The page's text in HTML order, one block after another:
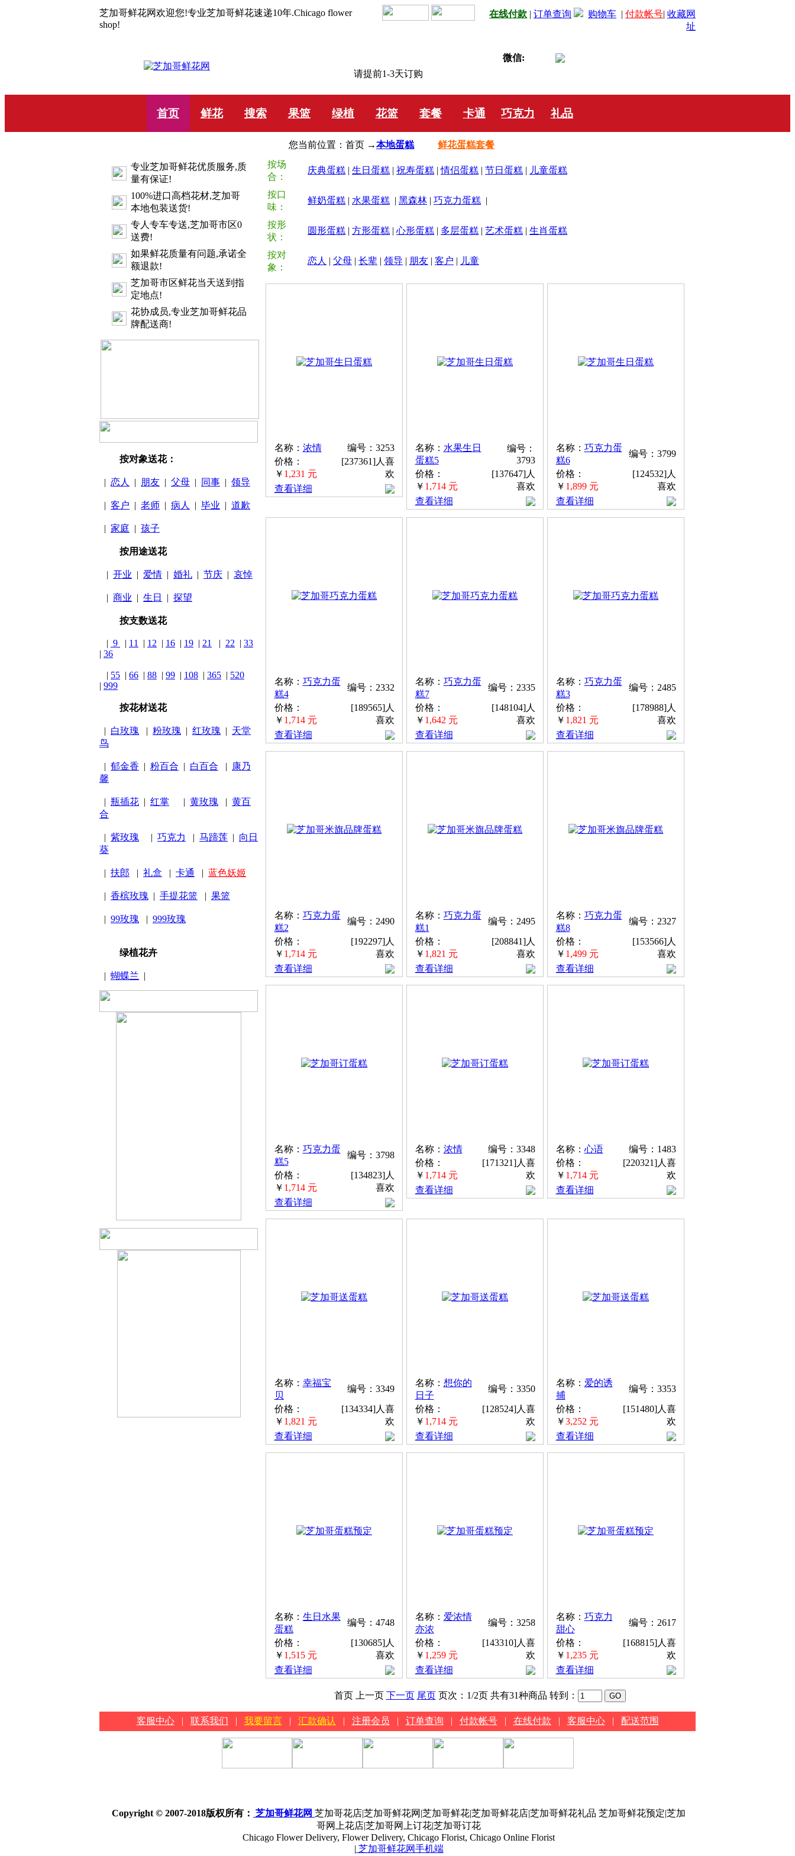
芝加哥鲜花网欢迎您!专业芝加哥鲜花速递10年.Chicago flower
shop!
在线付款 | 订单查询 购物车 | 付款帐号| 收藏网
址
请提前1-3天订购
微信:
首页 鲜花 搜索 果篮 绿植 花篮 套餐 卡通 巧克力 礼品
专业芝加哥鲜花优质服务,质
量有保证!
100%进口高档花材,芝加哥
本地包装送货!
专人专车专送,芝加哥市区0
送费!
如果鲜花质量有问题,承诺全
额退款!
芝加哥市区鲜花当天送到指
定地点!
花协成员,专业芝加哥鲜花品
牌配送商!
按对象送花：
| 恋人 | 朋友 | 父母 | 同事 | 领导
| 客户 | 老师 | 病人 | 毕业 | 道歉
| 家庭 | 孩子
按用途送花
| 开业 | 爱情 | 婚礼 | 节庆 | 哀悼
| 商业 | 生日 | 探望
按支数送花
| 9 | 11 | 12 | 16 | 19 | 21 | 22 | 33
| 36
| 55 | 66 | 88 | 99 | 108 | 365 | 520
| 999
按花材送花
| 白玫瑰 | 粉玫瑰 | 红玫瑰 | 天堂
鸟
| 郁金香 | 粉百合 | 白百合 |
康乃
馨
| 瓶插花 | 红掌 | 黄玫瑰 | 黄百
合
| 紫玫瑰 | 巧克力 | 马蹄莲 | 向日
葵
| 扶郎 | 礼盒 | 卡通 | 蓝色妖姬
| 香槟玫瑰 | 手提花篮 | 果篮
| 99玫瑰 | 999玫瑰
绿植花卉
| 蝴蝶兰 |
您当前位置：首页 →本地蛋糕
鲜花蛋糕套餐
按场
合：
庆典蛋糕 | 生日蛋糕 | 祝寿蛋糕 |情侣蛋糕 | 节日蛋糕 | 儿童蛋糕
按口
味：
鲜奶蛋糕 | 水果蛋糕 | 黑森林 | 巧克力蛋糕 |
按形
状：
圆形蛋糕 | 方形蛋糕 | 心形蛋糕 | 多层蛋糕 | 艺术蛋糕 | 生肖蛋糕
按对
象：
恋人 | 父母 | 长辈 | 领导 | 朋友 | 客户 | 儿童
名称： 浓情
编号：3253
价格：
￥ 1,231 元
[237361]人喜
欢
查看详细
名称： 水果生日
蛋糕5
编号：
3793
价格：
￥ 1,714 元
[137647]人
喜欢
查看详细
名称： 巧克力蛋
糕6
编号：3799
价格：
￥ 1,899 元
[124532]人
喜欢
查看详细
名称： 巧克力蛋
糕4
编号：2332
价格：
￥ 1,714 元
[189565]人
喜欢
查看详细
名称： 巧克力蛋
糕7
编号：2335
价格：
￥ 1,642 元
[148104]人
喜欢
查看详细
名称： 巧克力蛋
糕3
编号：2485
价格：
￥ 1,821 元
[178988]人
喜欢
查看详细
名称： 巧克力蛋
糕2
编号：2490
价格：
￥ 1,714 元
[192297]人
喜欢
查看详细
名称： 巧克力蛋
糕1
编号：2495
价格：
￥ 1,821 元
[208841]人
喜欢
查看详细
名称： 巧克力蛋
糕8
编号：2327
价格：
￥ 1,499 元
[153566]人
喜欢
查看详细
名称： 巧克力蛋
糕5
编号：3798
价格：
￥ 1,714 元
[134823]人
喜欢
查看详细
名称： 浓情
编号：3348
价格：
￥ 1,714 元
[171321]人喜
欢
查看详细
名称： 心语
编号：1483
价格：
￥ 1,714 元
[220321]人喜
欢
查看详细
名称： 幸福宝
贝
编号：3349
价格：
￥ 1,821 元
[134334]人喜
欢
查看详细
名称： 想你的
日子
编号：3350
价格：
￥ 1,714 元
[128524]人喜
欢
查看详细
名称： 爱的诱
捕
编号：3353
价格：
￥3,252 元
[151480]人喜
欢
查看详细
名称： 生日水果
蛋糕
编号：4748
价格：
￥ 1,515 元
[130685]人
喜欢
查看详细
名称： 爱浓情
亦浓
编号：3258
价格：
￥ 1,259 元
[143310]人喜
欢
查看详细
名称： 巧克力
甜心
编号：2617
价格：
￥ 1,235 元
[168815]人喜
欢
查看详细
首页 上一页 下一页 尾页页次： 1/2页 共有31种商品 转到：
客服中心 | 联系我们 | 我要留言 | 汇款确认 | 注册会员 | 订单查询 | 付款帐号 | 在线付款 | 客服中心 | 配送范围
Copyright © 2007-2018版权所有： 芝加哥鲜花网 芝加哥花店|芝加哥鲜花网|芝加哥鲜花|芝加哥鲜花店|芝加哥鲜花礼品 芝加哥鲜花预定|芝加
哥网上花店|芝加哥网上订花|芝加哥订花
Chicago Flower Delivery, Flower Delivery, Chicago Florist, Chicago Online Florist
| 芝加哥鲜花网手机端